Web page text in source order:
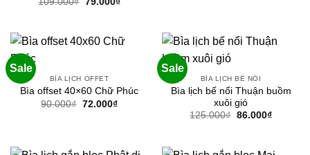
79.000₫.
Sale
BÌA LỊCH OFFET
Bìa offset 40×60 Chữ Phúc
90.000₫ Giá
72.000₫Giá
Sale
BÌA LỊCH BẾ NỔI
Bìa lịch bế nổi Thuận buồm
xuôi gió
125.000₫ Giá
86.000₫Giá
86.000₫.